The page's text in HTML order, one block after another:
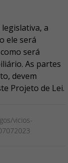
a
ele será
será
As partes
devem
Projeto de Lei.
vicios-